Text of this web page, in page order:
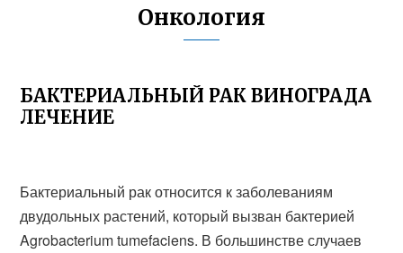
Онкология
БАКТЕРИАЛЬНЫЙ РАК ВИНОГРАДА
ЛЕЧЕНИЕ
Бактериальный рак относится к заболеваниям
двудольных растений, который вызван бактерией
Agrobacterium tumefaciens. В большинстве случаев